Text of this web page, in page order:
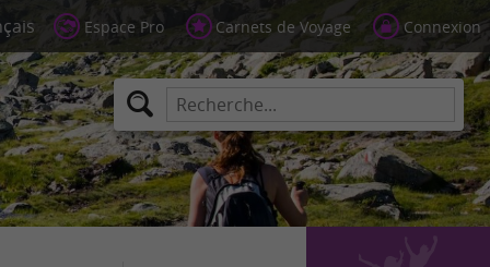
Espace Pro Carnets de Voyage Connexion